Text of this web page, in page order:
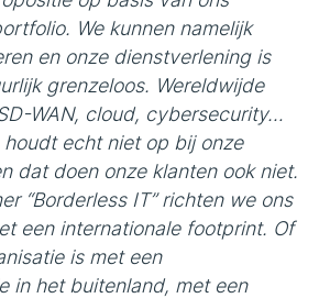
We kunnen namelijk
en onze dienstverlening is
grenzeloos. Wereldwijde
WAN, cloud, cybersecurity…
houdt echt niet op bij onze
dat doen onze klanten ook niet.
“Borderless IT” richten we ons
een internationale footprint. Of
is met een
in het buitenland, met een